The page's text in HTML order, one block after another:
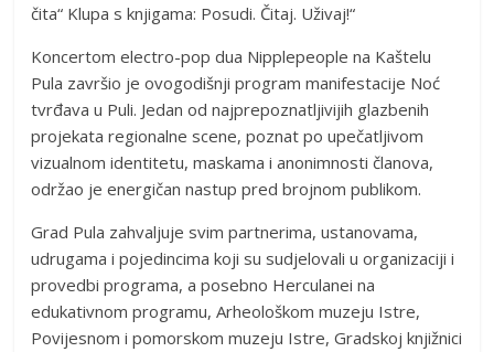
čita“ Klupa s knjigama: Posudi. Čitaj. Uživaj!“
Koncertom electro-pop dua Nipplepeople na Kaštelu
Pula završio je ovogodišnji program manifestacije Noć
tvrđava u Puli. Jedan od najprepoznatljivijih glazbenih
projekata regionalne scene, poznat po upečatljivom
vizualnom identitetu, maskama i anonimnosti članova,
održao je energičan nastup pred brojnom publikom.
Grad Pula zahvaljuje svim partnerima, ustanovama,
udrugama i pojedincima koji su sudjelovali u organizaciji i
provedbi programa, a posebno Herculanei na
edukativnom programu, Arheološkom muzeju Istre,
Povijesnom i pomorskom muzeju Istre, Gradskoj knjižnici